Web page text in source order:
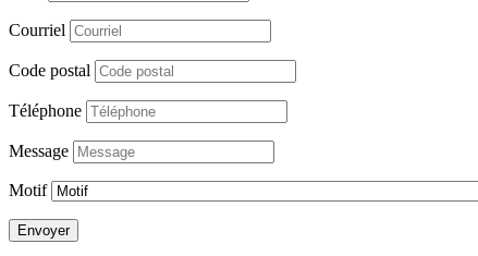
Courriel
Code postal
Téléphone
Message
Motif
Envoyer